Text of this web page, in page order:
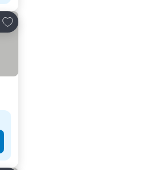
Přidat na seznam oblíbených hotelů